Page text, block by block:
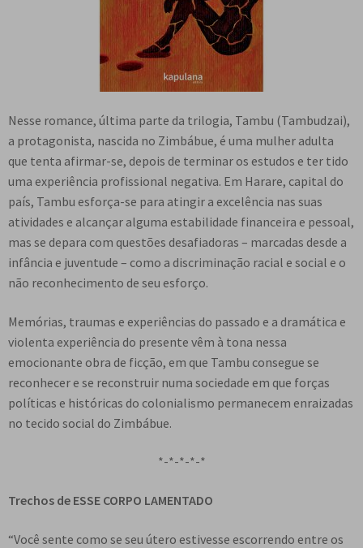
Nesse romance, última parte da trilogia, Tambu (Tambudzai),
a protagonista, nascida no Zimbábue, é uma mulher adulta
que tenta afirmar-se, depois de terminar os estudos e ter tido
uma experiência profissional negativa. Em Harare, capital do
país, Tambu esforça-se para atingir a excelência nas suas
atividades e alcançar alguma estabilidade financeira e pessoal,
mas se depara com questões desafiadoras – marcadas desde a
infância e juventude – como a discriminação racial e social e o
não reconhecimento de seu esforço.
Memórias, traumas e experiências do passado e a dramática e
violenta experiência do presente vêm à tona nessa
emocionante obra de ficção, em que Tambu consegue se
reconhecer e se reconstruir numa sociedade em que forças
políticas e históricas do colonialismo permanecem enraizadas
no tecido social do Zimbábue.
*-*-*-*-*
Trechos de ESSE CORPO LAMENTADO
“Você sente como se seu útero estivesse escorrendo entre os